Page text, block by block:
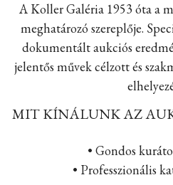
A Koller Galéria 1953 óta a
meghatározó szereplője.
dokumentált aukciós
jelentős művek célzott és
MIT KÍNÁLUNK AZ
• Gondos
• Professzionális